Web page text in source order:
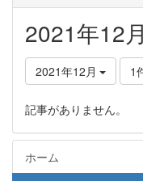
2021年12
2021年12月 1
記事がありません。
ホーム